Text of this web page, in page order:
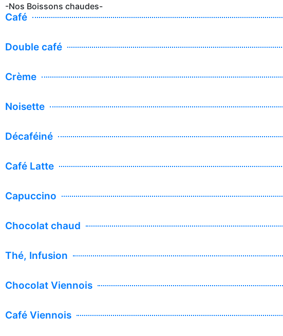
-Nos Boissons chaudes-
Café
Double café
Crème
Noisette
Décaféiné
Café Latte
Capuccino
Chocolat chaud
Thé, Infusion
Chocolat Viennois
Café Viennois